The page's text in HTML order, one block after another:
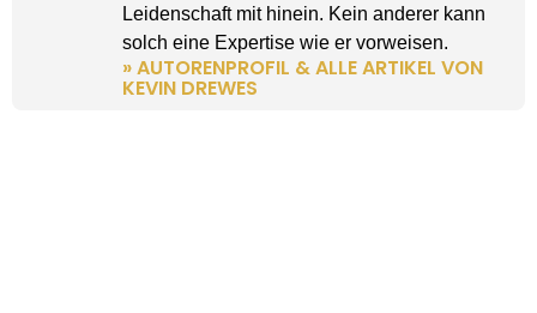
Leidenschaft mit hinein. Kein anderer kann
solch eine Expertise wie er vorweisen.
» AUTORENPROFIL & ALLE ARTIKEL VON
KEVIN DREWES